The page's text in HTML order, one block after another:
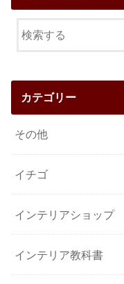
カテゴリー
その他
イチゴ
インテリアショップ
インテリア教科書